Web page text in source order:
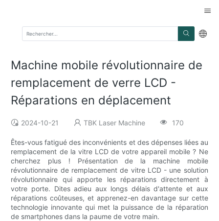
Machine mobile révolutionnaire de
remplacement de verre LCD -
Réparations en déplacement
2024-10-21 TBK Laser Machine 170
Êtes-vous fatigué des inconvénients et des dépenses liées au
remplacement de la vitre LCD de votre appareil mobile ? Ne
cherchez plus ! Présentation de la machine mobile
révolutionnaire de remplacement de vitre LCD - une solution
révolutionnaire qui apporte les réparations directement à
votre porte. Dites adieu aux longs délais d'attente et aux
réparations coûteuses, et apprenez-en davantage sur cette
technologie innovante qui met la puissance de la réparation
de smartphones dans la paume de votre main.